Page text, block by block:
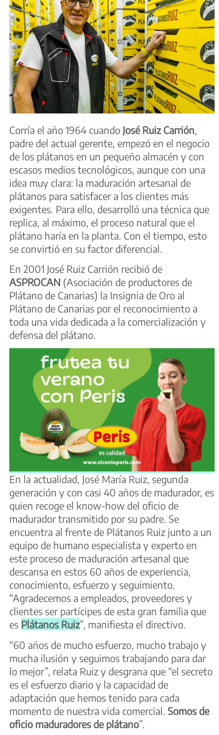
Corría el año 1964 cuando José Ruiz Carrión
padre del actual gerente, empezó en el negocio
de los plátanos en un pequeño almacén y con
escasos medios tecnológicos, aunque con una
idea muy clara: la maduración artesanal de
plátanos para satisfacer a los clientes más
exigentes. Para ello, desarrolló una técnica que
replica, al máximo, el proceso natural que el
plátano haría en la planta. Con el tiempo, esto
se convirtió en su factor diferencial.
En 2001 José Ruiz Carrión recibió de
ASPROCAN (Asociación de productores de
Plátano de Canarias) la Insignia de Oro al
Plátano de Canarias por el reconocimiento a
toda una vida dedicada a la comercialización y
defensa del plátano.
En la actualidad, José María Ruiz, segunda
generación y con casi 40 años de madurador, es
quien recoge el know-how del oficio de
madurador transmitido por su padre. Se
encuentra al frente de Plátanos Ruiz junto a un
equipo de humano especialista y experto en
este proceso de maduración artesanal que
descansa en estos 60 años de experiencia,
conocimiento, esfuerzo y seguimiento.
“Agradecemos a empleados, proveedores y
clientes ser partícipes de esta gran familia que
es Plátanos Ruiz”, manifiesta el directivo.
“60 años de mucho esfuerzo, mucho trabajo y
mucha ilusión y seguimos trabajando para dar
lo mejor”, relata Ruiz y desgrana que “el secreto
es el esfuerzo diario y la capacidad de
adaptación que hemos tenido para cada
momento de nuestra vida comercial. Somos de
oficio maduradores de plátano”.